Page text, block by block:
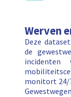
Werven
Deze
de
incidenten
monitort 24/